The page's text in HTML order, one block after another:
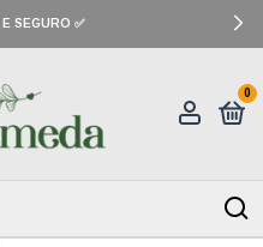
SEGURO ✅
0